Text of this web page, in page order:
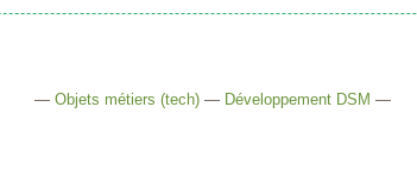
— Objets métiers (tech)— Développement DSM —